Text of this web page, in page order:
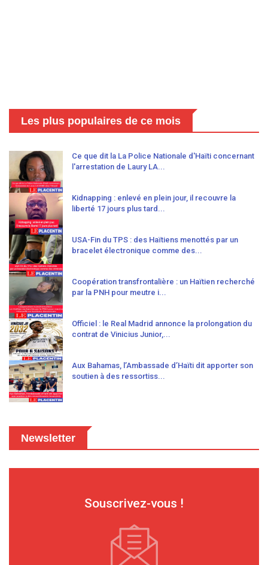
Les plus populaires de ce mois
Ce que dit la La Police Nationale d'Haïti concernant
l'arrestation de Laury LA...
Kidnapping : enlevé en plein jour, il recouvre la
liberté 17 jours plus tard...
USA-Fin du TPS : des Haïtiens menottés par un
bracelet électronique comme des...
Coopération transfrontalière : un Haïtien recherché
par la PNH pour meutre i...
Officiel : le Real Madrid annonce la prolongation du
contrat de Vinicius Junior,...
Aux Bahamas, l’Ambassade d’Haïti dit apporter son
soutien à des ressortiss...
Newsletter
Souscrivez-vous !